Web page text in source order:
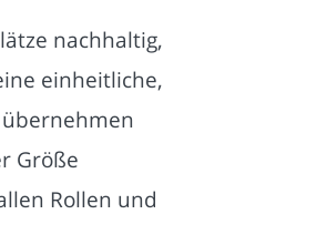
nachhaltig,
einheitliche,
Größe
Rollen und